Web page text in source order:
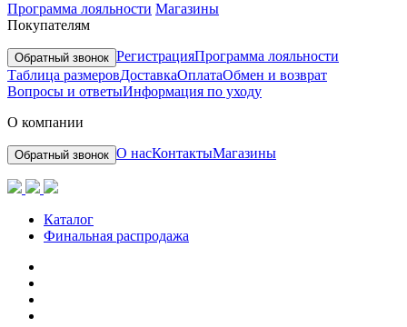
Программа лояльности Магазины
Покупателям
Обратный звонок РегистрацияПрограмма лояльности
Таблица размеровДоставкаОплатаОбмен и возврат
Вопросы и ответыИнформация по уходу
О компании
Обратный звонок О насКонтактыМагазины
Каталог
Финальная распродажа